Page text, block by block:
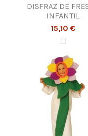
DISFRAZ DE
INFANTIL
15,10 €